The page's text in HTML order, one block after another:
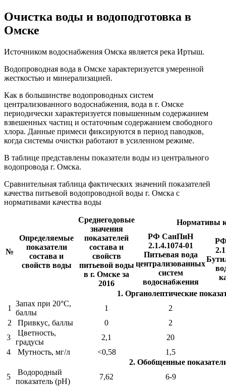
Очистка воды и водоподготовка в
Омске
Источником водоснабжения Омска является река Иртыш.
Водопроводная вода в Омске характеризуется умеренной
жесткостью и минерализацией.
Как в большинстве водопроводных систем
централизованного водоснабжения, вода в г. Омске
периодически характеризуется повышенным содержанием
взвешенных частиц и остаточным содержанием свободного
хлора. Данные примеси фиксируются в период паводков,
когда системы очистки работают в усиленном режиме.
В таблице представлены показатели воды из центрального
водопровода г. Омска.
Сравнительная таблица фактических значений показателей
качества питьевой водопроводной воды г. Омска с
нормативами качества воды
№
Определяемые
показатели
состава и
свойств воды
Среднегодовые
значения
показателей
состава и
свойств
питьевой воды
в г. Омске за
2016
Нормативы
РФ СанПиН
2.1.4.1074-01
Питьевая вода
централизованных
систем
водоснабжения
1. Органолептические
1
Запах при 20°С,
баллы
1
2
2
Привкус, баллы 0
2
3
Цветность,
градусы
2,1
20
4
Мутность, мг/л <0,58
1,5
2. Обобщенные
5
Водородный
показатель (рН)
7,62 6-9